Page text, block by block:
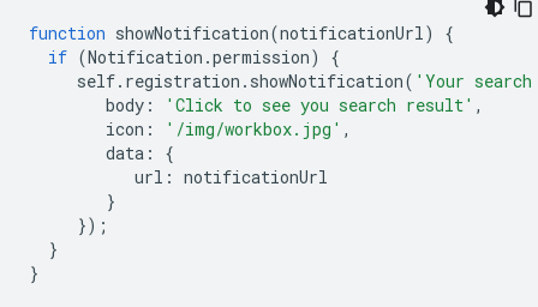
function showNotification(notificationUrl )
{
if (Notification .permission)
{
self. registration . showNotification( 'Your
body : 'Click to see you search result' ,
icon : '/img/workbox.jpg' ,
data :
{
url : notificationUrl
}
});
}
}